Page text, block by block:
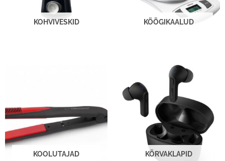
KOHVIVESKID KÖÖGIKAALUD
KOOLUTAJAD KÕRVAKLAPID